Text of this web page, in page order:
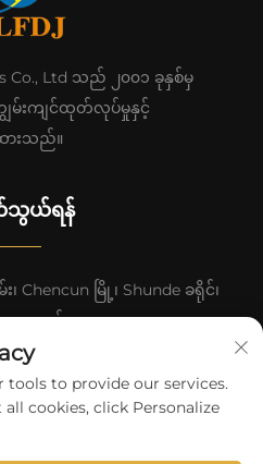
Co., Ltd သည် ၂၀၀၁ ခုနှစ်မှ
ျွမ်းကျင်ထုတ်လုပ်မှုနှင့်
ားသည်။
ယ်ရန်
Chencun မြို့၊ Shunde ခရိုင်၊
၊ တရုတ်။
tools to provide our services.
cookies, click Personalize